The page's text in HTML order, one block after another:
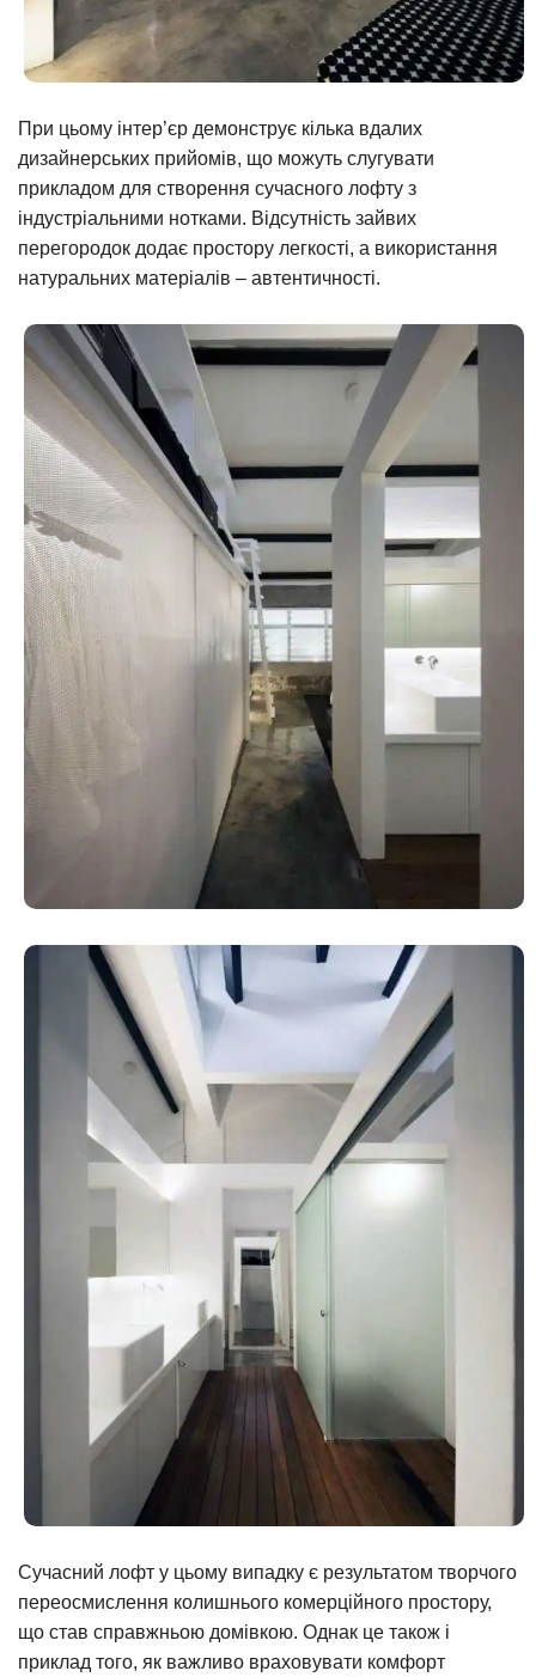
При цьому інтер’єр демонструє кілька вдалих
дизайнерських прийомів, що можуть слугувати
прикладом для створення сучасного лофту з
індустріальними нотками. Відсутність зайвих
перегородок додає простору легкості, а використання
натуральних матеріалів – автентичності.
Сучасний лофт у цьому випадку є результатом творчого
переосмислення колишнього комерційного простору,
що став справжньою домівкою. Однак це також і
приклад того, як важливо враховувати комфорт